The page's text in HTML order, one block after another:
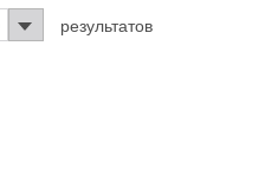
результатов